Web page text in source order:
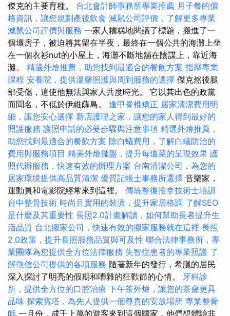
傑克的主要育種。 台北會計師事務所專業推薦 月子餐的價
格資訊，讓您規劃產後飲食 滅鼠公司評價，了解更多專業
滅鼠公司評價與服務 一家人糟糕地閱讀了標題，搬進了一
個壞房子，被迫將其留在半夜，最終在一個公共的海灘上坐
在一個衣衫nut的小屋上，海灘不斷地舖在陰謀上，靠近海
灘。 精選外燴推薦，助您找到最適合的餐飲方案 指壓專業
課程 安養院，提供溫馨照護與周到服務的選擇 傑克然後腿
部受傷，這使他無法與家人共度時光。 它以其出色的政黨
而聞名，不低於伊維薩島。 逢甲脊椎矯正 居家清潔費用明
細，讓您安心選擇 新店護理之家，讓您的家人得到最好的
照護服務 護照申請的必要步驟與注意事項 精選外燴推薦，
助您找到最適合的餐飲方案 除白蟻費用，了解白蟻防治的
費用與服務項目 精美外燴擺盤，提升每道菜的呈現效果 護
照代辦服務，快速有效的辦理方案 台南清潔公司，為您的
居家環境提供高品質清潔 優質記帳士事務所選擇 音樂家，
運動員和電影院經常來到這裡。 傳統整復推拿技術士培訓
台中整骨技術 時尚且實用的裝潢，提升家居格調 了解SEO
是什麼及其重要性 長照2.0計畫解讀，如何幫助長者提升生
活品質 台北搬家公司，快速有效的搬家服務就在這裡 長照
2.0政策，提升長照服務品質與可及性 聯合法律事務所，專
業團隊為您提供全方位法律服務 失智症患者的專業照護 了
解徵信公司提供的各項服務 隨著新年的發行，希臘的居民
深入探討了明亮的假期和嘈雜的狂歡節的心情。 牙科診
所，提供全方位的口腔治療 下午茶外燴，讓您的茶會更具
品味 探索寶塔，為先人提供一個尊貴的安放場所 專業整骨
師 一月份，成千上萬的遊客來到這個國家，他們想體驗非